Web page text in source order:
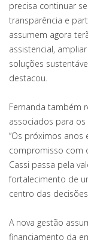
precisa continuar
transparência e
assumem agora
assistencial,
soluções
destacou.
Fernanda também
associados para
“Os próximos anos
compromisso com
Cassi passa pela
fortalecimento de
centro das
A nova gestão
financiamento da